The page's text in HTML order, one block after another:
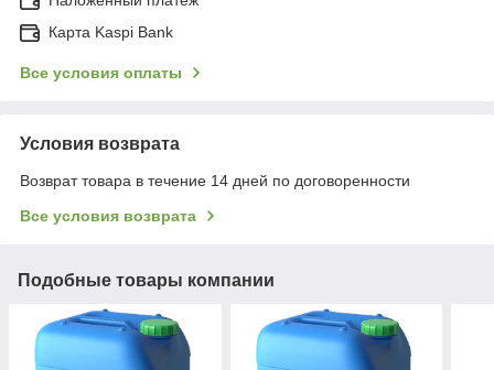
Карта Kaspi Bank
Все условия оплаты
Условия возврата
Возврат товара в течение 14 дней по договоренности
Все условия возврата
Подобные товары компании